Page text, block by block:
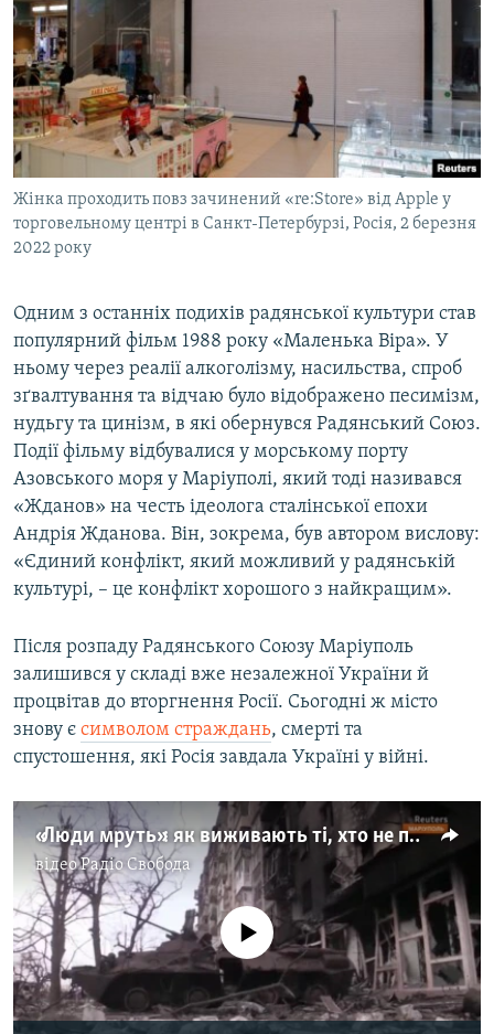
Жінка проходить повз зачинений «re:Store» від Apple у
торговельному центрі в Санкт-Петербурзі, Росія, 2 березня
2022 року
Одним з останніх подихів радянської культури став
популярний фільм 1988 року «Маленька Віра». У
ньому через реалії алкоголізму, насильства, спроб
зґвалтування та відчаю було відображено песимізм,
нудьгу та цинізм, в які обернувся Радянський Союз.
Події фільму відбувалися у морському порту
Азовського моря у Маріуполі, який тоді називався
«Жданов» на честь ідеолога сталінської епохи
Андрія Жданова. Він, зокрема, був автором вислову:
«Єдиний конфлікт, який можливий у радянській
культурі, – це конфлікт хорошого з найкращим».
Після розпаду Радянського Союзу Маріуполь
залишився у складі вже незалежної України й
процвітав до вторгнення Росії. Сьогодні ж місто
знову є символом страждань, смерті та
спустошення, які Росія завдала Україні у війні.
«Люди мруть»: як виживають ті, хто не покинув Маріуполь (відео)
відеоРадіо Свобода
No media source currently available